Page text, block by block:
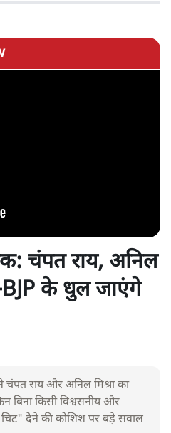
चंपत राय, अनिल
BJP के धुल जाएंगे
ने चंपत राय और अनिल मिश्रा का
बिना किसी विश्वसनीय और
देने की कोशिश पर बड़े सवाल